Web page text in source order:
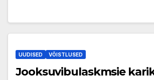
UUDISED VÕISTLUSED
Jooksuvibulaskmsie